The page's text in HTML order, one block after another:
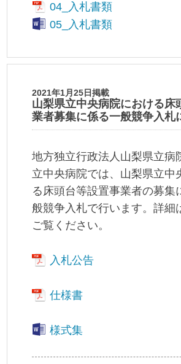
04_入札書類
05_入札書類
2021年1月25日掲載
山梨県立中央病院における床
業者募集に係る一般競争入札
地方独立行政法人山梨県立病
立中央病院では、山梨県立中
る床頭台等設置事業者の募集
般競争入札で行います。詳細
ご覧ください。
入札公告
仕様書
様式集